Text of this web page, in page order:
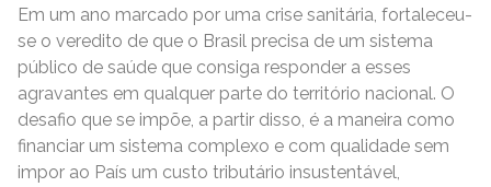
Em um ano marcado por uma crise sanitária, fortaleceu-
se o veredito de que o Brasil precisa de um sistema
público de saúde que consiga responder a esses
agravantes em qualquer parte do território nacional. O
desafio que se impõe, a partir disso, é a maneira como
financiar um sistema complexo e com qualidade sem
impor ao País um custo tributário insustentável,